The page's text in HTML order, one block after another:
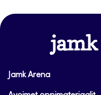
www.jamk.fi
Jamk Arena